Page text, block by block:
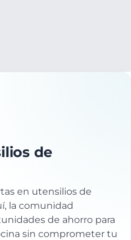
de
en utensilios de
la comunidad
de ahorro para
sin comprometer tu